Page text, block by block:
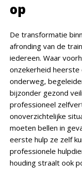
op
De transformatie
afronding van de
iedereen. Waar
onzekerheid heerste
onderweg,
bijzonder gezond
professioneel
onoverzichtelijke
moeten bellen in
eerste hulp ze zelf
professionele
houding straalt ook